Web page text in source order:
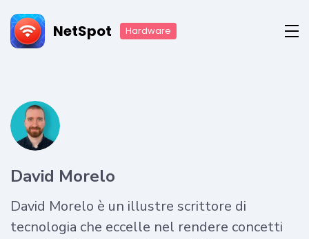
NetSpot Hardware
David Morelo
David Morelo è un illustre scrittore di
tecnologia che eccelle nel rendere concetti